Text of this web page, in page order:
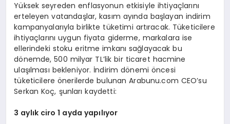
Yüksek seyreden enflasyonun etkisiyle ihtiyaçlarını
erteleyen vatandaşlar, kasım ayında başlayan indirim
kampanyalarıyla birlikte tüketimi artıracak. Tüketicilere
ihtiyaçlarını uygun fiyata giderme, markalara ise
ellerindeki stoku eritme imkanı sağlayacak bu
dönemde, 500 milyar TL’lik bir ticaret hacmine
ulaşılması bekleniyor. İndirim dönemi öncesi
tüketicilere önerilerde bulunan Arabunu.com CEO’su
Serkan Koç, şunları kaydetti:
3 aylık ciro 1 ayda yapılıyor